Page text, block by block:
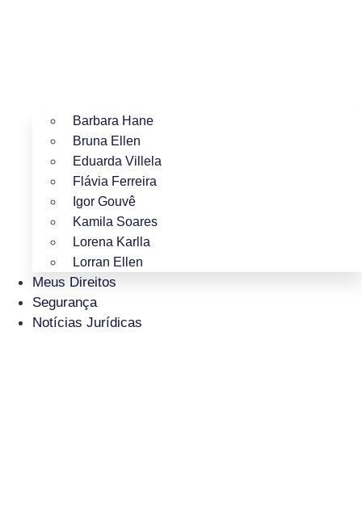
Barbara Hane
Bruna Ellen
Eduarda Villela
Flávia Ferreira
Igor Gouvê
Kamila Soares
Lorena Karlla
Lorran Ellen
Meus Direitos
Segurança
Notícias Jurídicas